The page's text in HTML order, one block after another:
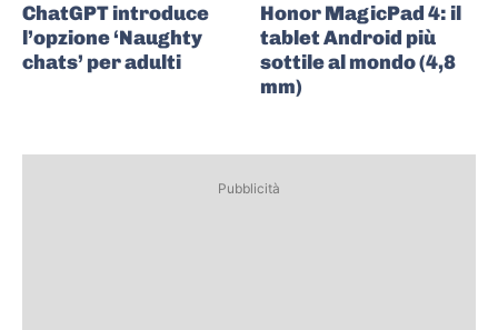
ChatGPT introduce
l’opzione ‘Naughty
chats’ per adulti
Honor MagicPad 4: il
tablet Android più
sottile al mondo (4,8
mm)
Pubblicità